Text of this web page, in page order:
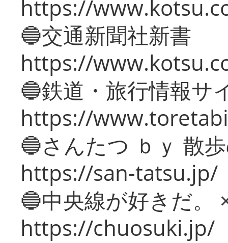
https://
🔵交通新聞社新書
https://
🔵鉄道・旅行情報サ
https://
🔵さんたつ ｂｙ 散
https://san-tatsu.jp/
🔵中央線が好きだ。
https://chuosuki.jp/